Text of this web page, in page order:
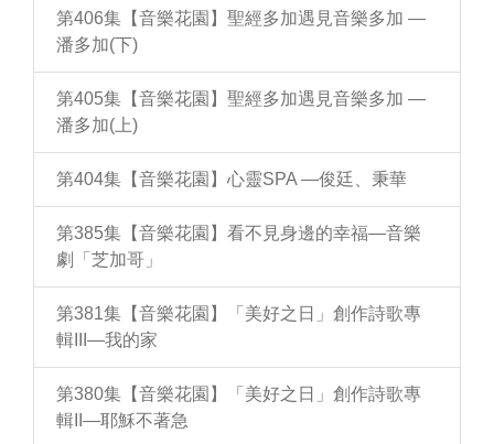
第406集【音樂花園】聖經多加遇見音樂多加 —
潘多加(下)
第405集【音樂花園】聖經多加遇見音樂多加 —
潘多加(上)
第404集【音樂花園】心靈SPA —俊廷、秉華
第385集【音樂花園】看不見身邊的幸福—音樂
劇「芝加哥」
第381集【音樂花園】「美好之日」創作詩歌專
輯III—我的家
第380集【音樂花園】「美好之日」創作詩歌專
輯II—耶穌不著急